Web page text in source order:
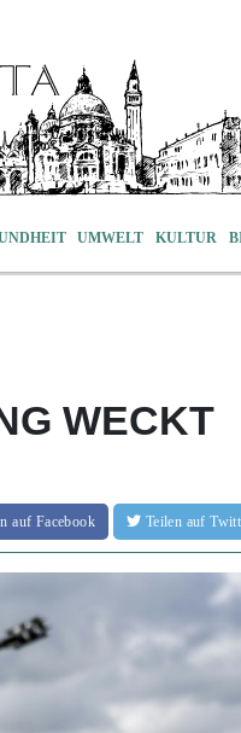
UMWELT KULTUR
WECKT
auf Facebook Teilen auf